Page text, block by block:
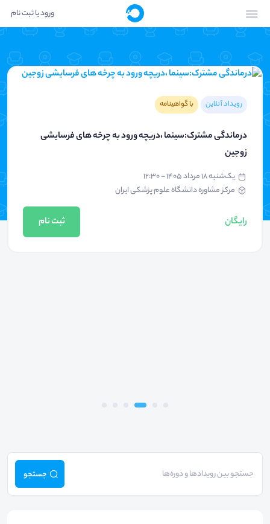
ورود یا ثبت نام
رویداد آنلاین با گواهینامه
درماندگی مشترک:سینما ،دریچه ورود به چرخه های فرسایشی
زوجین
یک‌شنبه ۱۸ مرداد ۱۴۰۵ - ۱۲:۳۰
مرکز مشاوره دانشگاه علوم پزشکی ایران
رایگان ثبت نام
جستجو